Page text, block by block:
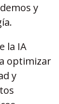
y
la IA
optimizar
y